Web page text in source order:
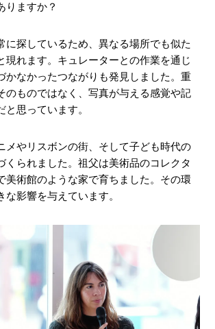
りますか？
に探しているため、異なる場所でも似た
現れます。キュレーターとの作業を通じ
かなかったつながりも発見しました。重
のものではなく、写真が与える感覚や記
思っています。
メやリスボンの街、そして子ども時代の
くられました。祖父は美術品のコレクタ
美術館のような家で育ちました。その環
影響を与えています。